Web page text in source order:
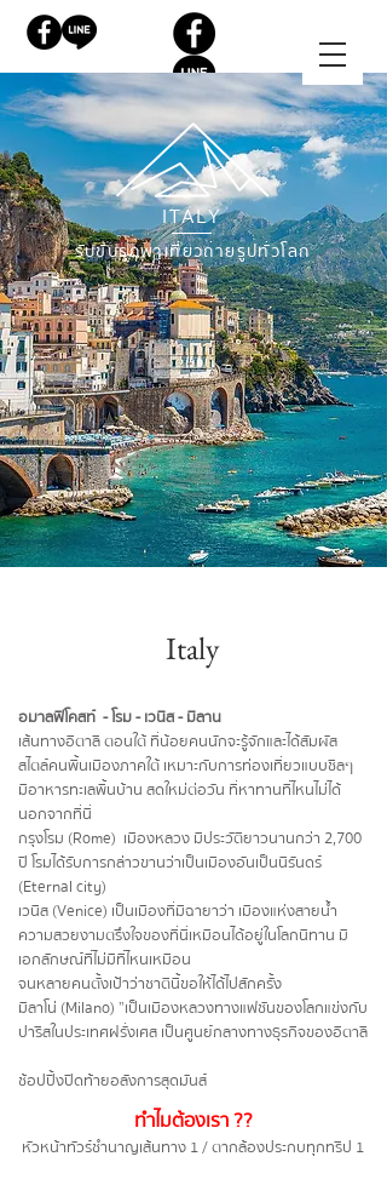
ITALY
รับขับรถพาเที่ยวถ่ายรูปทั่วโลก
Italy
อมาลฟีโคสท์ - โรม - เวนิส - มิลาน
เส้นทางอิตาลี ตอนใต้ ที่น้อยคนนักจะรู้จักและได้สัมผัส
สไตล์คนพืื้นเมืองภาคใต้ เหมาะกับการท่องเที่ยวแบบชิลๆ
มีอาหารทะเลพื้นบ้าน สดใหม่ต่อวัน ที่หาทานที่ไหนไม่ได้
นอกจากที่นี่
กรุงโรม (Rome) เมืองหลวง มีประวัติยาวนานกว่า 2,700
ปี โรมได้รับการกล่าวขานว่าเป็นเมืองอันเป็นนิรันดร์
(Eternal city)
เวนิส (Venice) เป็นเมืองที่มีฉายาว่า เมืองแห่งสายน้ำ
ความสวยงามตรึงใจของที่นี่เหมือนได้อยู่ในโลกนิทาน มี
เอกลักษณ์ที่ไม่มีที่ไหนเหมือน
จนหลายคนตั้งเป้าว่าชาตินี้ขอให้ได้ไปสักครั้ง
มิลาโน่ (Milano) ”เป็นเมืองหลวงทางแฟชันของโลกแข่งกับ
ปารีสในประเทศฝรั่งเศส เป็นศูนย์กลางทางธุรกิจของอิตาลี
ช้อปปิ้งปิดท้ายอลังการสุดมันส์
ทำไมต้องเรา ??
หัวหน้าทัวร์ชำนาญเส้นทาง 1 / ตากล้องประกบทุกทริป 1